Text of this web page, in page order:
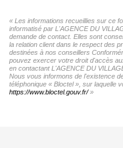
« Les informations recueillies sur ce
informatisé par L'AGENCE DU
demande de contact. Elles sont
la relation client dans le respect des
destinées à nos conseillers
pouvez exercer votre droit d'accès
en contactant L'AGENCE DU
Nous vous informons de l'existence
téléphonique « Bloctel », sur laquelle
https://www.bloctel.gouv.fr/»